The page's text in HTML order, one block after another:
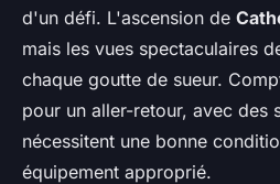
d'un défi. L'ascension de
mais les vues spectaculaires
chaque goutte de sueur.
pour un aller-retour, avec des
nécessitent une bonne
équipement approprié.